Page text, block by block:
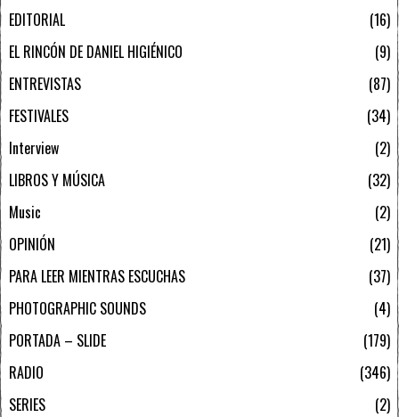
EDITORIAL
16
EL RINCÓN DE DANIEL HIGIÉNICO
9
ENTREVISTAS
87
FESTIVALES
34
Interview
2
LIBROS Y MÚSICA
32
Music
2
OPINIÓN
21
PARA LEER MIENTRAS ESCUCHAS
37
PHOTOGRAPHIC SOUNDS
4
PORTADA – SLIDE
179
RADIO
346
SERIES
2